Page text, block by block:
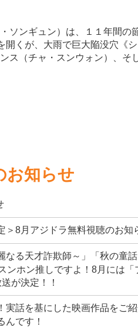
ソンギュン）は、１１年間
開くが、大雨で巨大陥没穴《
ス（チャ・スンウォン）、
お知らせ
8月アジドラ無料視聴のお知
る天才詐欺師～」「秋の童
ンホン推しですよ！8月には「
が決定！！
話を基にした映画作品をご
んです！